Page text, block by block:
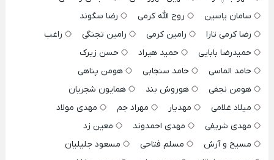
سامان یاسین
روح الله کرمی
رضا سگوند
رضا کرمی تارا
رامین کرمی رامین تجنگی
راغب
حمیدرضا بابایی
حمید هیراد
حسن زیرک
حامد الماسی
حامد سنجابی
هومن پناهی
هومن نجفی
هوروش بند
همایون شجریان
میلاد غلامی
مهدیار مهراد جم
مهدی مولاد
مهدی شریفی
مهدی احمدوند
معین زد
مسیح و آرش
مسلم فتاحی
مسعود جلیلیان